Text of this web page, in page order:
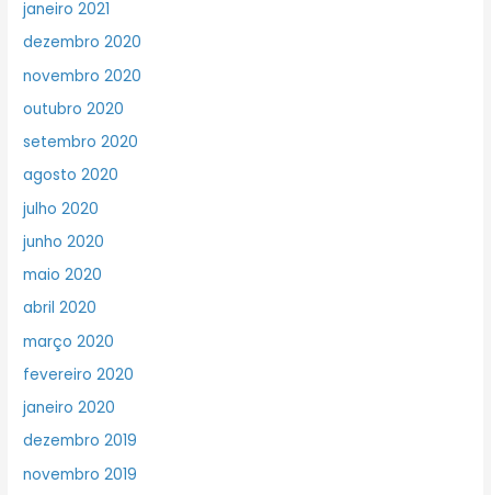
janeiro 2021
dezembro 2020
novembro 2020
outubro 2020
setembro 2020
agosto 2020
julho 2020
junho 2020
maio 2020
abril 2020
março 2020
fevereiro 2020
janeiro 2020
dezembro 2019
novembro 2019